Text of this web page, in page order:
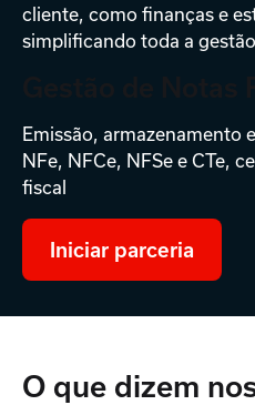
cliente, como finanças e
simplificando toda a gestão
Emissão, armazenamento
NFe, NFCe, NFSe e CTe,
fiscal
Iniciar parceria
O que dizem